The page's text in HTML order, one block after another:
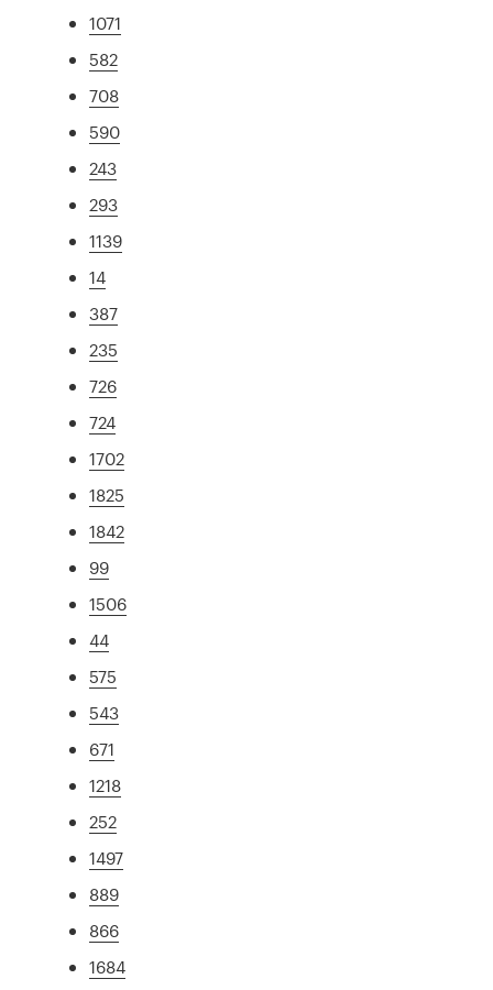
1071
582
708
590
243
293
1139
14
387
235
726
724
1702
1825
1842
99
1506
44
575
543
671
1218
252
1497
889
866
1684